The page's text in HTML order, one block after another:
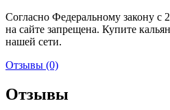
Согласно Федеральному закону с
на сайте запрещена. Купите
нашей сети.
Отзывы (0)
Отзывы